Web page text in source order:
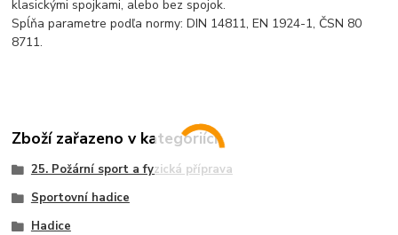
klasickými spojkami, alebo bez spojok.
Spĺňa parametre podľa normy: DIN 14811, EN 1924-1, ČSN 80
8711.
Zboží zařazeno v kategoriích
25. Požární sport a fyzická příprava
Sportovní hadice
Hadice